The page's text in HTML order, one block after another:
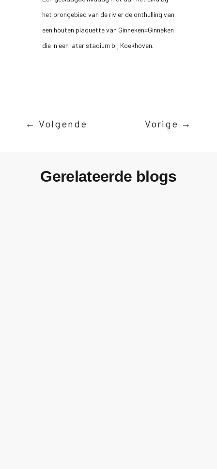
het brongebied van de rivier de onthulling van
een houten plaquette van Ginneken=Ginneken
die in een later stadium bij Koekhoven.
←Volgende Vorige →
Gerelateerde blogs